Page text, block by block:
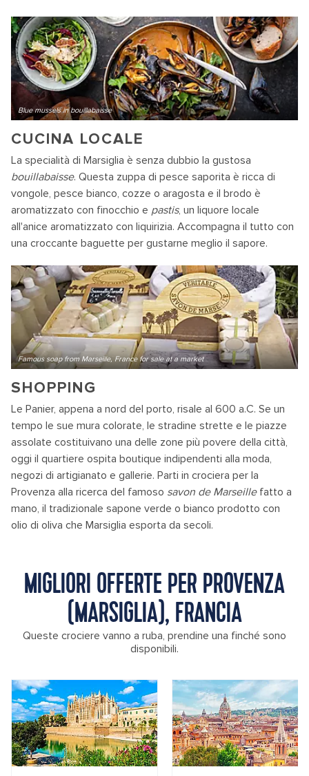
Blue mussels in bouillabaisse
CUCINA LOCALE
La specialità di Marsiglia è senza dubbio la gustosa
bouillabaisse. Questa zuppa di pesce saporita è ricca di
vongole, pesce bianco, cozze o aragosta e il brodo è
aromatizzato con finocchio e pastis, un liquore locale
all'anice aromatizzato con liquirizia. Accompagna il tutto con
una croccante baguette per gustarne meglio il sapore.
Famous soap from Marseille, France for sale at a market
SHOPPING
Le Panier, appena a nord del porto, risale al 600 a.C. Se un
tempo le sue mura colorate, le stradine strette e le piazze
assolate costituivano una delle zone più povere della città,
oggi il quartiere ospita boutique indipendenti alla moda,
negozi di artigianato e gallerie. Parti in crociera per la
Provenza alla ricerca del famoso savon de Marseillefatto a
mano, il tradizionale sapone verde o bianco prodotto con
olio di oliva che Marsiglia esporta da secoli.
MIGLIORI OFFERTE PER PROVENZA
(MARSIGLIA), FRANCIA
Queste crociere vanno a ruba, prendine una finché sono
disponibili.